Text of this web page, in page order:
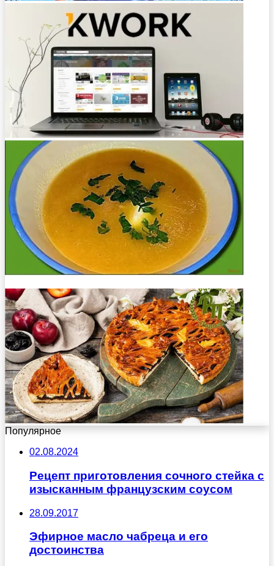
Популярное
02.08.2024
Рецепт приготовления сочного стейка с
изысканным французским соусом
28.09.2017
Эфирное масло чабреца и его
достоинства